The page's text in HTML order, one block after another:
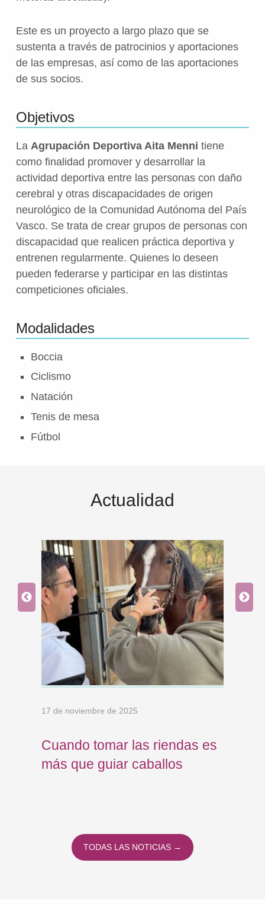
Este es un proyecto a largo plazo que se
sustenta a través de patrocinios y aportaciones
de las empresas, así como de las aportaciones
de sus socios.
Objetivos
La Agrupación Deportiva Aita Menni tiene
como finalidad promover y desarrollar la
actividad deportiva entre las personas con daño
cerebral y otras discapacidades de origen
neurológico de la Comunidad Autónoma del País
Vasco. Se trata de crear grupos de personas con
discapacidad que realicen práctica deportiva y
entrenen regularmente. Quienes lo deseen
pueden federarse y participar en las distintas
competiciones oficiales.
Modalidades
Boccia
Ciclismo
Natación
Tenis de mesa
Fútbol
Actualidad
17 de noviembre de 2025
Cuando tomar las riendas es
más que guiar caballos
TODAS LAS NOTICIAS →